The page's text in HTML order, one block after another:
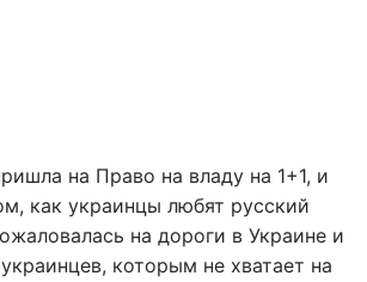
на Право на владу на 1+1, и
как украинцы любят русский
на дороги в Украине и
которым не хватает на